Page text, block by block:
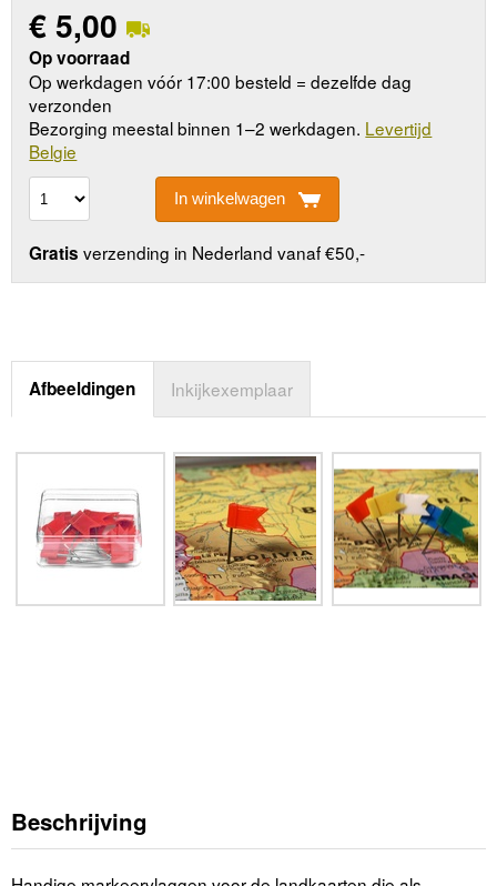
€5,00
Op voorraad
Op werkdagen vóór 17:00 besteld = dezelfde dag
verzonden
Bezorging meestal binnen 1–2 werkdagen. Levertijd
Belgie
In winkelwagen
Gratis verzending in Nederland vanaf €50,-
Afbeeldingen Inkijkexemplaar
Beschrijving